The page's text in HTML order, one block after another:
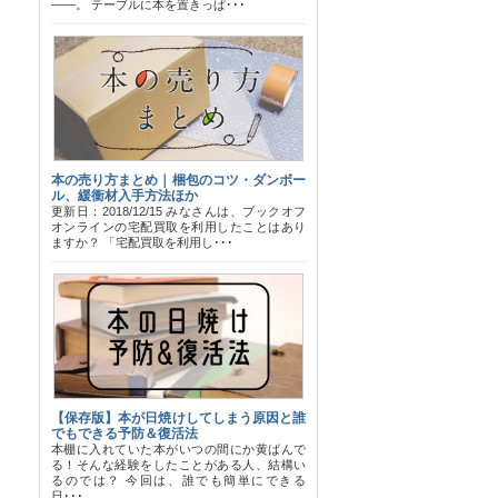
――。 テーブルに本を置きっぱ･･･
本の売り方まとめ｜梱包のコツ・ダンボー
ル、緩衝材入手方法ほか
更新日：2018/12/15 みなさんは、ブックオフ
オンラインの宅配買取を利用したことはあり
ますか？ 「宅配買取を利用し･･･
【保存版】本が日焼けしてしまう原因と誰
でもできる予防＆復活法
本棚に入れていた本がいつの間にか黄ばんで
る！そんな経験をしたことがある人、結構い
るのでは？ 今回は、誰でも簡単にできる